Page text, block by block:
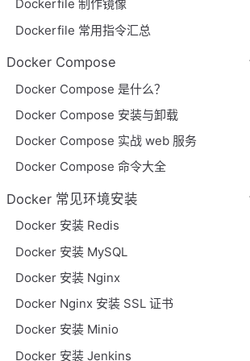
Dockerfile 制作镜像
Dockerfile 常用指令汇总
Docker Compose
Docker Compose 是什么？
Docker Compose 安装与卸载
Docker Compose 实战 web 服务
Docker Compose 命令大全
Docker 常见环境安装
Docker 安装 Redis
Docker 安装 MySQL
Docker 安装 Nginx
Docker Nginx 安装 SSL 证书
Docker 安装 Minio
Docker 安装 Jenkins